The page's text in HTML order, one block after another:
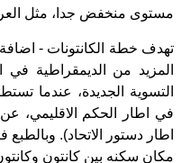
مستوى منخفض جدا، مثل
تهدف خطة الكانتونات - اضافة
المزيد من الديمقراطية
التسوية الجديدة، عندما
في اطار الحكم الاقليمي، عن
اطار دستور الاتحاد).
مكان سكنه بين كانتون